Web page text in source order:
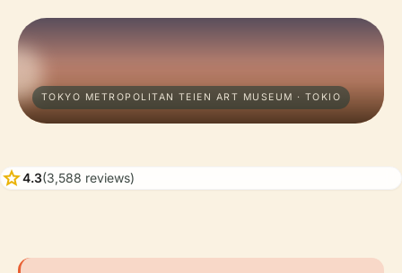
TOKYO METROPOLITAN TEIEN ART MUSEUM · TOKIO
star4.3(3,588 reviews)